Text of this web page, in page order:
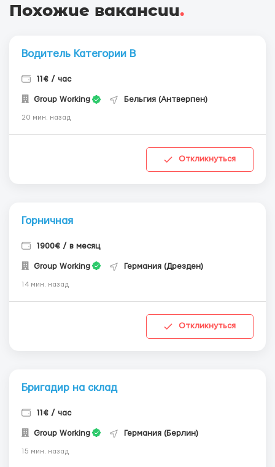
Похожие вакансии.
Водитель Категории В
11€ / час
Group Working Бельгия (Антверпен)
20 мин. назад
Откликнуться
Горничная
1900€ / в месяц
Group Working Германия (Дрезден)
14 мин. назад
Откликнуться
Бригадир на склад
11€ / час
Group Working Германия (Берлин)
15 мин. назад